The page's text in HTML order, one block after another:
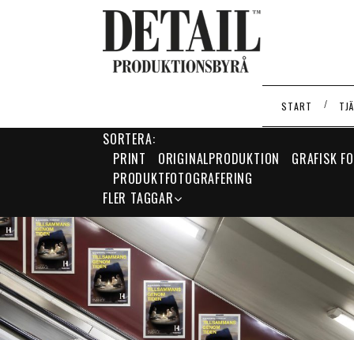
START /
HISTORISKA MUSEET
SORTERA:
PRINT
ORIGINALPRODUKTION
GRAFISK
PRODUKTFOTOGRAFERING
FLER TAGGAR